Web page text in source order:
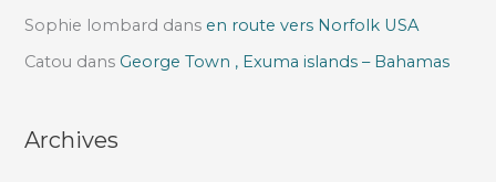
Sophie lombard dans en route vers Norfolk USA
Catou dans George Town , Exuma islands – Bahamas
Archives